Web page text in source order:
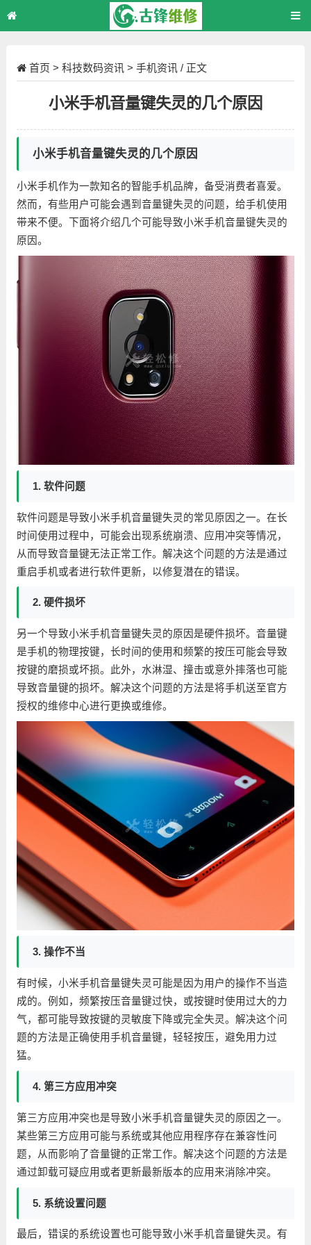
首页 > 科技数码资讯 > 手机资讯 / 正文
小米手机音量键失灵的几个原因
小米手机音量键失灵的几个原因
小米手机作为一款知名的智能手机品牌，备受消费者喜爱。
然而，有些用户可能会遇到音量键失灵的问题，给手机使用
带来不便。下面将介绍几个可能导致小米手机音量键失灵的
原因。
1. 软件问题
软件问题是导致小米手机音量键失灵的常见原因之一。在长
时间使用过程中，可能会出现系统崩溃、应用冲突等情况，
从而导致音量键无法正常工作。解决这个问题的方法是通过
重启手机或者进行软件更新，以修复潜在的错误。
2. 硬件损坏
另一个导致小米手机音量键失灵的原因是硬件损坏。音量键
是手机的物理按键，长时间的使用和频繁的按压可能会导致
按键的磨损或坏损。此外，水淋湿、撞击或意外摔落也可能
导致音量键的损坏。解决这个问题的方法是将手机送至官方
授权的维修中心进行更换或维修。
3. 操作不当
有时候，小米手机音量键失灵可能是因为用户的操作不当造
成的。例如，频繁按压音量键过快，或按键时使用过大的力
气，都可能导致按键的灵敏度下降或完全失灵。解决这个问
题的方法是正确使用手机音量键，轻轻按压，避免用力过
猛。
4. 第三方应用冲突
第三方应用冲突也是导致小米手机音量键失灵的原因之一。
某些第三方应用可能与系统或其他应用程序存在兼容性问
题，从而影响了音量键的正常工作。解决这个问题的方法是
通过卸载可疑应用或者更新最新版本的应用来消除冲突。
5. 系统设置问题
最后，错误的系统设置也可能导致小米手机音量键失灵。有